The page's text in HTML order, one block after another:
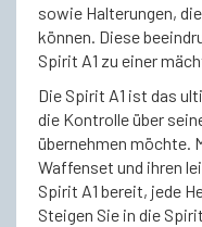
sowie Halterungen,
können. Diese
Spirit A1 zu einer
Die Spirit A1 ist das
die Kontrolle über
übernehmen möchte.
Waffenset und ihren
Spirit A1 bereit, jede
Steigen Sie in die